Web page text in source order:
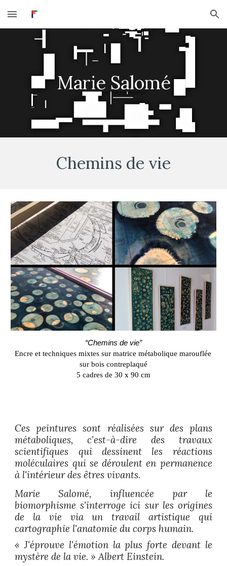
Skip to main content Skip to navigation
Marie Salomé
Chemins de vie
“Chemins de vie”
Encre et techniques mixtes sur matrice métabolique marouflée
sur bois contreplaqué
5 cadres de 30 x 90 cm
Ces peintures sont réalisées sur des plans
métaboliques, c'est-à-dire des travaux
scientifiques qui dessinent les réactions
moléculaires qui se déroulent en permanence
à l'intérieur des êtres vivants.
Marie Salomé, influencée par le
biomorphisme s'interroge ici sur les origines
de la vie via un travail artistique qui
cartographie l'anatomie du corps humain.
« J'éprouve l'émotion la plus forte devant le
mystère de la vie. » Albert Einstein.